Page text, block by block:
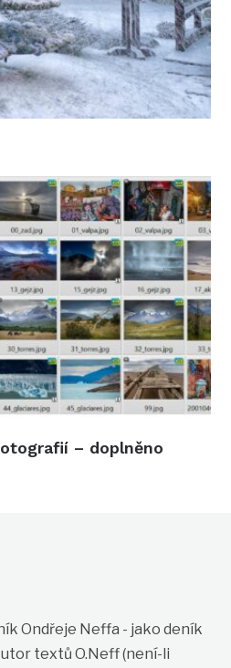
– doplněno
Ondřeje Neffa - jako deník
textů O.Neff (není-li